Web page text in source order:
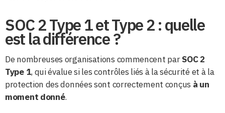
SOC 2 Type 1 et Type 2 : quelle
est la différence ?
De nombreuses organisations commencent parSOC 2
Type 1, qui évalue si les contrôles liés à la sécurité et à la
protection des données sont correctement conçus à un
moment donné.